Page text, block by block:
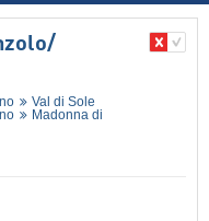
Val di Sole
Madonna di